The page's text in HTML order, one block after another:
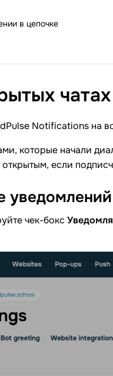
в цепочке
Notifications на
которые начали
если
уведомлений
чек-бокс